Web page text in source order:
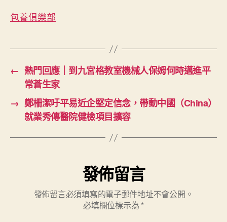
包養俱樂部
← 熱門回應｜到九宮格教室機械人保姆何時邁進平
常蒼生家
→ 鄭柵潔吁平易近企堅定信念，帶動中國（China）
就業秀傳醫院健檢項目擴容
發佈留言
發佈留言必須填寫的電子郵件地址不會公開。
必填欄位標示為 *